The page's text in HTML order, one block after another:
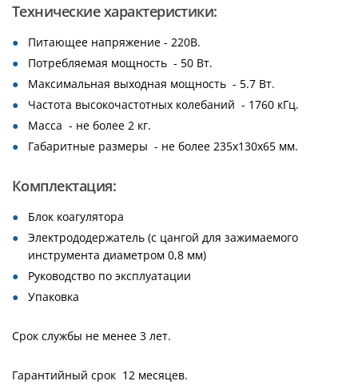
Технические характеристики:
Питающее напряжение - 220В.
Потребляемая мощность - 50 Вт.
Максимальная выходная мощность - 5.7 Вт.
Частота высокочастотных колебаний - 1760 кГц.
Масса - не более 2 кг.
Габаритные размеры - не более 235х130х65 мм.
Комплектация:
Блок коагулятора
Электрододержатель (с цангой для зажимаемого
инструмента диаметром 0,8 мм)
Руководство по эксплуатации
Упаковка
Срок службы не менее 3 лет.
Гарантийный срок 12 месяцев.